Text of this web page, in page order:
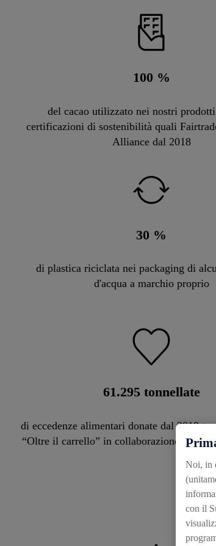
100 %
del cacao utilizzato nei nostri prodotti
certificazioni di sostenibilità quali
Alliance dal 2018
30 %
di plastica riciclata nei packaging di
d'acqua a marchio proprio
61.300 tonnellate
di eccedenze alimentari donate dal 2018
“Oltre il carrello” in collaborazione con
Noi, in
con il